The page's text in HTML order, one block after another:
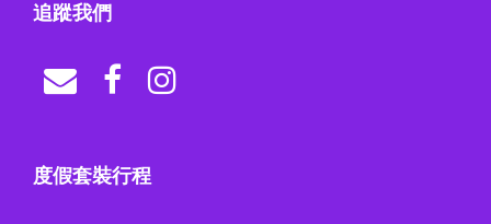
追蹤我們
度假套裝行程